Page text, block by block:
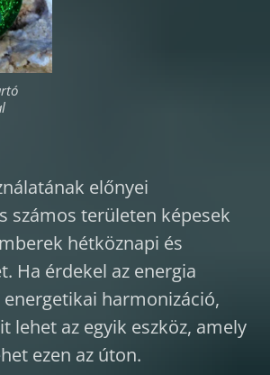
előnyei
számos területen képesek
hétköznapi és
Ha érdekel az energia
energetikai harmonizáció,
lehet az egyik eszköz, amely
ezen az úton.